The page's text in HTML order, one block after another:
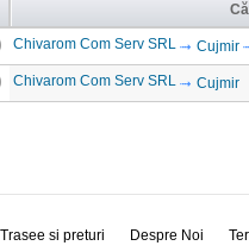
Chivarom Com Serv SRL Cujmir
Chivarom Com Serv SRL Cujmir
Trasee si preturi Despre Noi